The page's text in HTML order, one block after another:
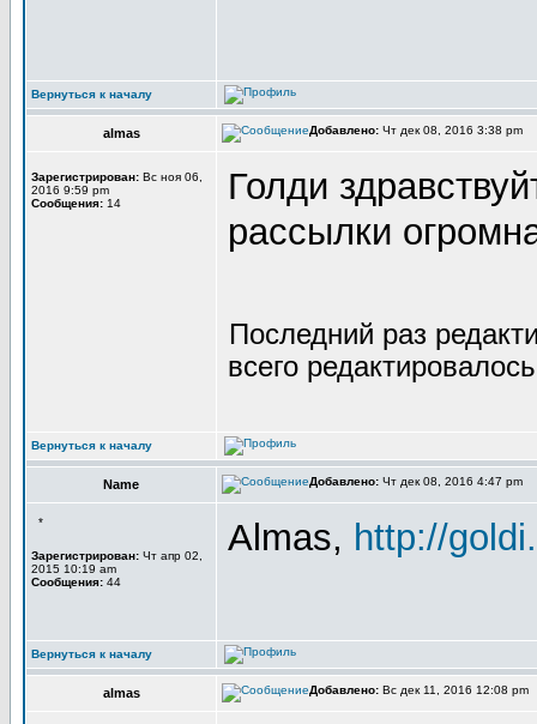
Вернуться к началу
almas Добавлено: Чт дек 08, 2016 3:38 pm
Зарегистрирован: Вс ноя 06,
2016 9:59 pm
Сообщения: 14
Голди
рассылки
Последний раз
всего
Вернуться к началу
Name Добавлено: Чт дек 08, 2016 4:47 pm
*
Зарегистрирован: Чт апр 02,
2015 10:19 am
Сообщения: 44
Almas, http://
Вернуться к началу
almas Добавлено: Вс дек 11, 2016 12:08 pm